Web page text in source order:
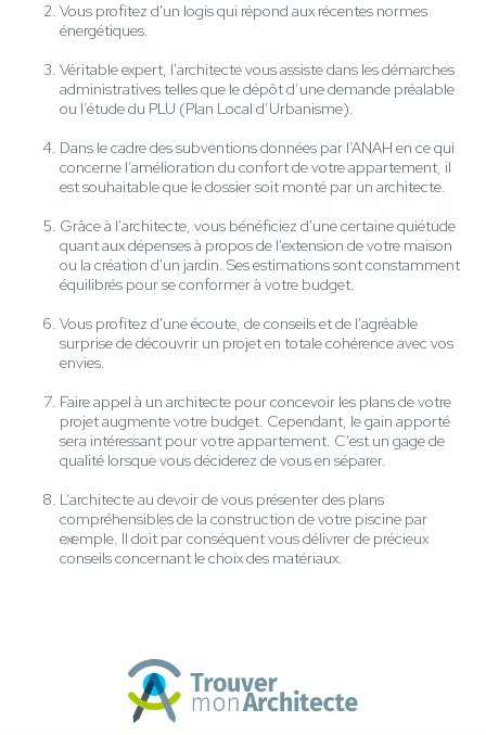
Vous profitez d'un logis qui répond aux récentes normes
énergétiques.
Véritable expert, l'architecte vous assiste dans les démarches
administratives telles que le dépôt d’une demande préalable
ou l’étude du PLU (Plan Local d’Urbanisme).
Dans le cadre des subventions données par l’ANAH en ce qui
concerne l’amélioration du confort de votre appartement, il
est souhaitable que le dossier soit monté par un architecte.
Grâce à l'architecte, vous bénéficiez d'une certaine quiétude
quant aux dépenses à propos de l'extension de votre maison
ou la création d'un jardin. Ses estimations sont constamment
équilibrés pour se conformer à votre budget.
Vous profitez d'une écoute, de conseils et de l'agréable
surprise de découvrir un projet en totale cohérence avec vos
envies.
Faire appel à un architecte pour concevoir les plans de votre
projet augmente votre budget. Cependant, le gain apporté
sera intéressant pour votre appartement. C'est un gage de
qualité lorsque vous déciderez de vous en séparer.
L’architecte au devoir de vous présenter des plans
compréhensibles de la construction de votre piscine par
exemple. Il doit par conséquent vous délivrer de précieux
conseils concernant le choix des matériaux.